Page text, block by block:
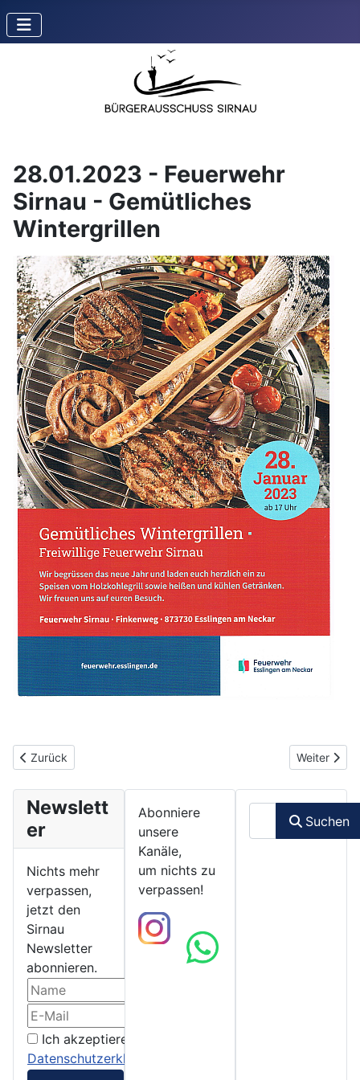
28.01.2023 - Feuerwehr
Sirnau - Gemütliches
Wintergrillen
Vorheriger Beitrag: 03.02.2023 - Mängelmelder der Stadt
Zurück Nächster
Weiter
Newslett
er
Nichts mehr
verpassen,
jetzt den
Sirnau
Newsletter
abonnieren.
Ich akzeptiere die
Datenschutzerklärung
Abonniere
unsere
Kanäle,
um nichts zu
verpassen!
Suchen
Suchen